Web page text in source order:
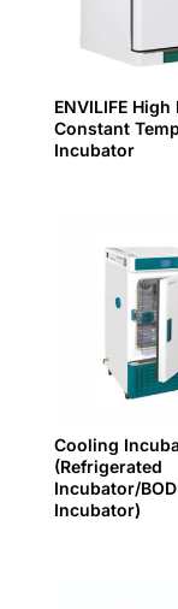
ENVILIFE
Constant
Incubator
Cooling
(Refrigerated
Incubator/BOD
Incubator)